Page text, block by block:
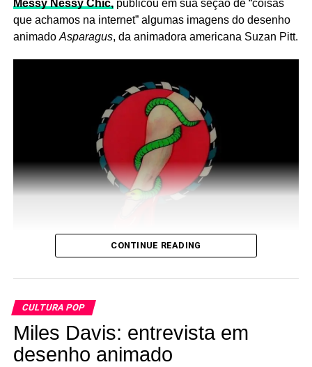
Messy Nessy Chic,publicou em sua seção de “coisas
que achamos na internet” algumas imagens do desenho
animadoAsparagus, da animadora americana Suzan Pitt.
CONTINUE READING
CULTURA POP
Miles Davis: entrevista em
desenho animado